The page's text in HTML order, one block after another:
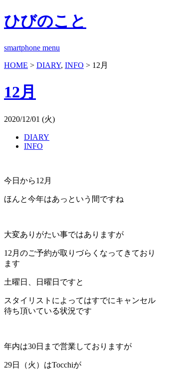
ひびのこと
smartphone menu
HOME > DIARY, INFO > 12月
12月
2020/12/01 (火)
DIARY
INFO
今日から12月
ほんと今年はあっという間ですね
大変ありがたい事ではありますが
12月のご予約が取りづらくなってきており
ます
土曜日、日曜日ですと
スタイリストによってはすでにキャンセル
待ち頂いている状況です
年内は30日まで営業しておりますが
29日（火）はTocchiが